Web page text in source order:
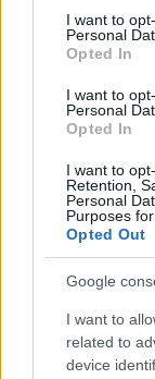
services and
not limited to
grant or deny
consent section.
I want to
Personal
Opted In
I want to
Personal
Opted In
I want to
Retention,
Personal
Purposes
Opted Out
Google
I want to
related to
device